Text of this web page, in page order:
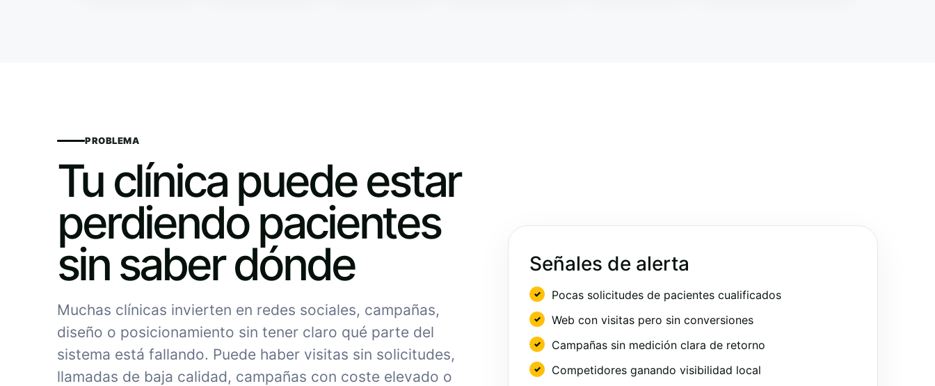
PROBLEMA
Tu clínica puede estar
perdiendo pacientes
sin saber dónde
Muchas clínicas invierten en redes sociales, campañas,
diseño o posicionamiento sin tener claro qué parte del
sistema está fallando. Puede haber visitas sin solicitudes,
llamadas de baja calidad, campañas con coste elevado o
Señales de alerta
Pocas solicitudes de pacientes cualificados
Web con visitas pero sin conversiones
Campañas sin medición clara de retorno
Competidores ganando visibilidad local